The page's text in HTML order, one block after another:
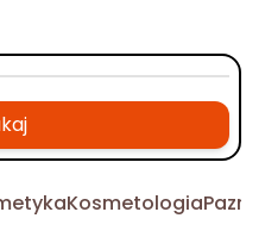
Kosmetologia